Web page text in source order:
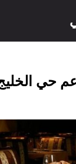
مطاعم حي